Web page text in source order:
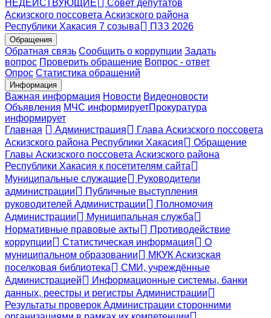
НЕДЕЙСТВУЮЩИЕ
Совет депутатов
Аскизского поссовета Аскизского района
Республики Хакасия 7 созыва
ПЗЗ 2026
Обращения
Обратная связь Сообщить о коррупции Задать
вопрос Проверить обращение Вопрос - ответ
Опрос Статистика обращений
Информация
Важная информация Новости Видеоновости
Объявления МЧС информируетПрокуратура
информирует
Главная
Администрация
Глава Аскизского поссовета
Аскизского района Республики Хакасия
Обращение
Главы Аскизского поссовета Аскизского района
Республики Хакасия к посетителям сайта
Муниципальные служащие
Руководители
администрации
Публичные выступления
руководителей Администрации
Полномочия
Администрации
Муниципальная служба
Нормативные правовые акты
Противодействие
коррупции
Статистическая информация
О
муниципальном образовании
МКУК Аскизская
поселковая библиотека
СМИ, учреждённые
Администрацией
Информационные системы, банки
данных, реестры и регистры Администрации
Результаты проверок Администрации сторонними